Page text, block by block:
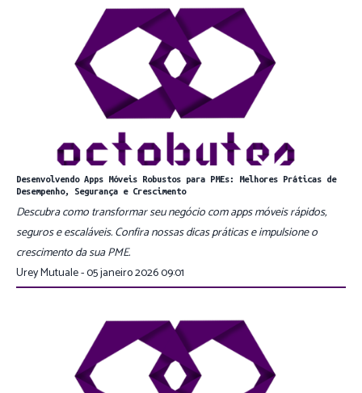
Desenvolvendo Apps Móveis Robustos para PMEs: Melhores Práticas de
Desempenho, Segurança e Crescimento
Descubra como transformar seu negócio com apps móveis rápidos,
seguros e escaláveis. Confira nossas dicas práticas e impulsione o
crescimento da sua PME.
Urey Mutuale - 05 janeiro 2026 09:01